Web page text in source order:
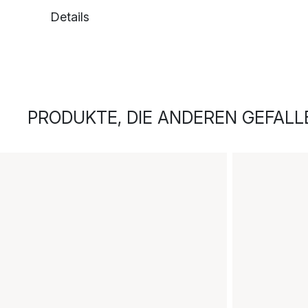
Details
PRODUKTE, DIE ANDEREN